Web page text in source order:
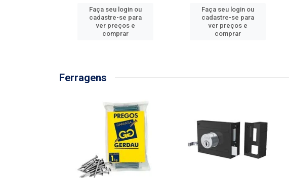
Faça seu login ou
cadastre-se para
ver preços e
comprar
Faça seu login ou
cadastre-se para
ver preços e
comprar
Ferragens